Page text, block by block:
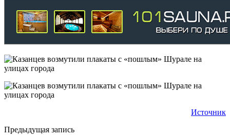
Источник
Предыдущая запись